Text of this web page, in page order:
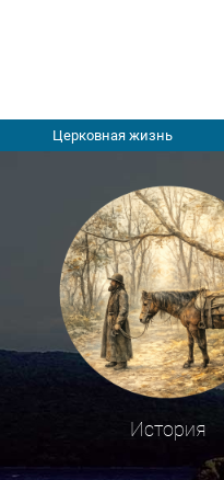
Церковная жизнь
История